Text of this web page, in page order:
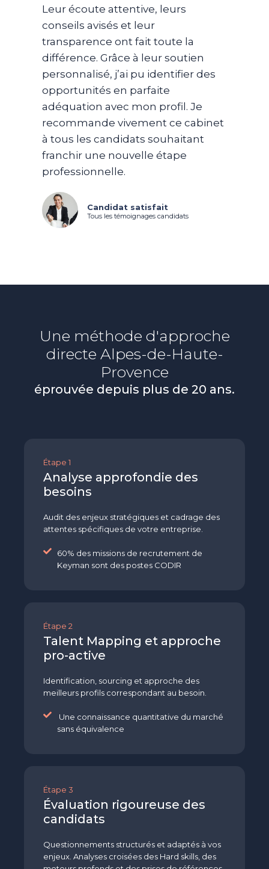
Leur écoute attentive, leurs
conseils avisés et leur
transparence ont fait toute la
différence. Grâce à leur soutien
personnalisé, j’ai pu identifier des
opportunités en parfaite
adéquation avec mon profil. Je
recommande vivement ce cabinet
à tous les candidats souhaitant
franchir une nouvelle étape
professionnelle.
Candidat satisfait
Tous les témoignages candidats
Une méthode d'approche
directe Alpes-de-Haute-
Provence
éprouvée depuis plus de 20 ans.
Étape 1
Analyse approfondie des
besoins
Audit des enjeux stratégiques et cadrage des
attentes spécifiques de votre entreprise.
60% des missions de recrutement de
Keyman sont des postes CODIR
Étape 2
Talent Mapping et approche
pro-active
Identification, sourcing et approche des
meilleurs profils correspondant au besoin.
Une connaissance quantitative du marché
sans équivalence
Étape 3
Évaluation rigoureuse des
candidats
Questionnements structurés et adaptés à vos
enjeux. Analyses croisées des Hard skills, des